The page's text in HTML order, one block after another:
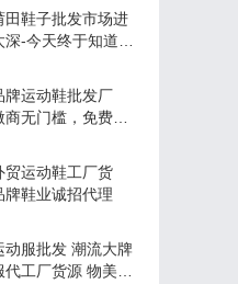
田鞋子批发市场进
-今天终于知道原
牌运动鞋批发厂
无门槛，免费代
贸运动鞋工厂货
牌鞋业诚招代理
动服批发 潮流大牌
工厂货源 物美价